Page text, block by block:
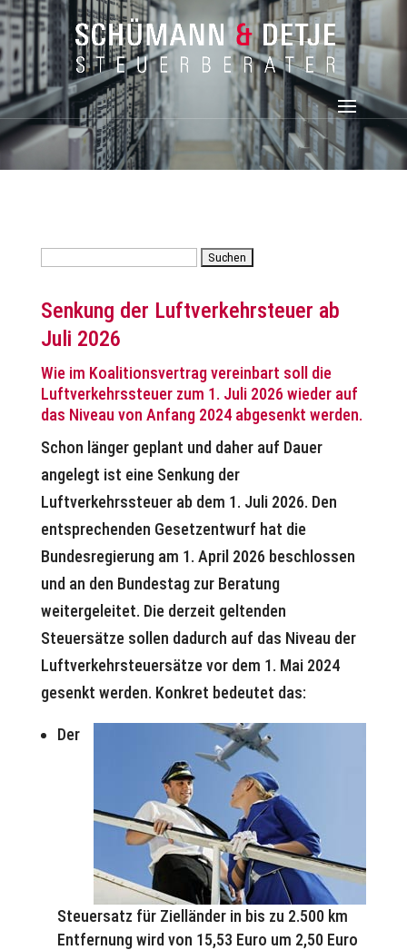
Suchen
Senkung der Luftverkehrsteuer ab
Juli 2026
Wie im Koalitionsvertrag vereinbart soll die
Luftverkehrssteuer zum 1. Juli 2026 wieder auf
das Niveau von Anfang 2024 abgesenkt werden.
Schon länger geplant und daher auf Dauer
angelegt ist eine Senkung der
Luftverkehrssteuer ab dem 1. Juli 2026. Den
entsprechenden Gesetzentwurf hat die
Bundesregierung am 1. April 2026 beschlossen
und an den Bundestag zur Beratung
weitergeleitet. Die derzeit geltenden
Steuersätze sollen dadurch auf das Niveau der
Luftverkehrsteuersätze vor dem 1. Mai 2024
gesenkt werden. Konkret bedeutet das:
Der
Steuersatz für Zielländer in bis zu 2.500 km
Entfernung wird von 15,53 Euro um 2,50 Euro